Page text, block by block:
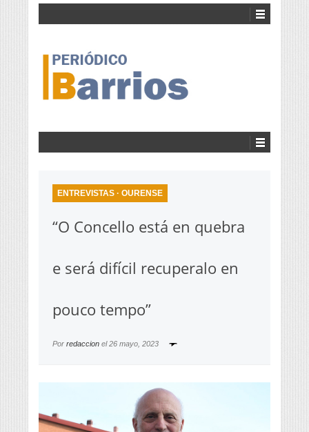
ENTREVISTAS · OURENSE
“O Concello está en quebra
e será difícil recuperalo en
pouco tempo”
Por redaccion el26 mayo, 2023